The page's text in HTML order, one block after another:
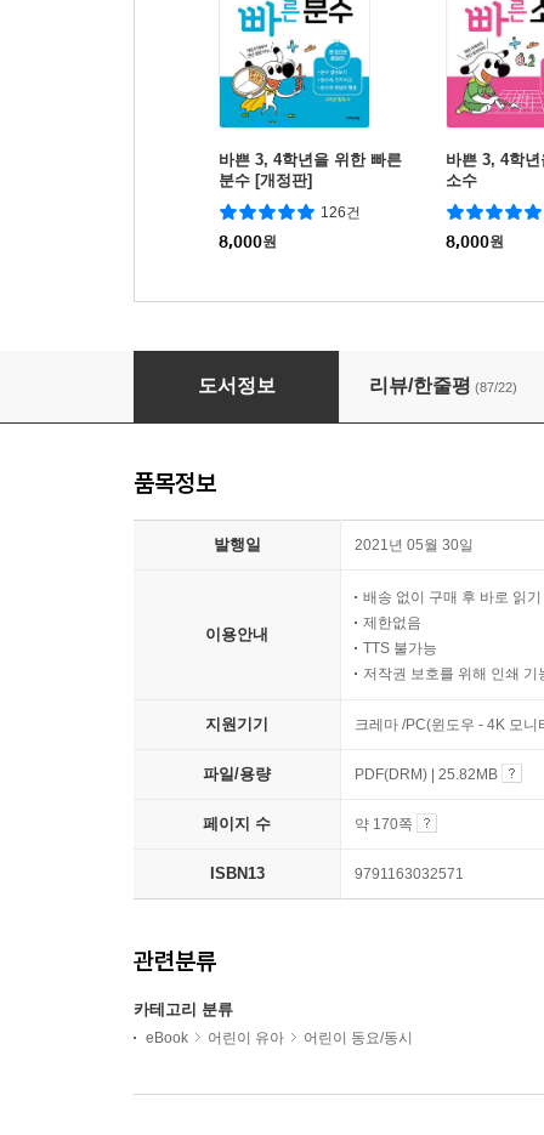
바쁜 3, 4학년을 위한 빠른
분수 [개정판]
126건
8,000원
바쁜 3, 4학
소수
8,000원
바쁜 5, 6학년을 위한 빠른 분수
도서정보 리뷰/한줄평 (87/22)
품목정보
발행일 2021년 05월 30일
이용안내
배송 없이 구매 후 바로 읽기
제한없음
TTS 불가능
저작권 보호를 위해 인쇄 기
지원기기 크레마 /PC(윈도우 - 4K 모
파일/용량 PDF(DRM) | 25.82MB
페이지 수 약 170쪽
ISBN13 9791163032571
관련분류
카테고리 분류
eBook 어린이 유아 어린이 동요/동시